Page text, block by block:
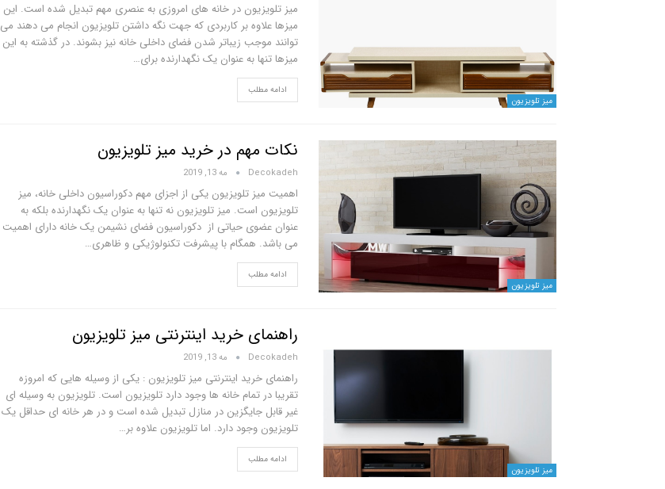
میز تلویزیون
میز تلویزیون در خانه های امروزی به عنصری مهم تبدیل شده است. این
میزها علاوه بر کاربردی که جهت نگه داشتن تلویزیون انجام می دهند می
توانند موجب زیباتر شدن فضای داخلی خانه نیز بشوند. در گذشته به این
میزها تنها به عنوان یک نگهدارنده برای…
ادامه مطلب
میز تلویزیون
نکات مهم در خرید میز تلویزیون
Decokadeh مه 13, 2019
اهمیت میز تلویزیون یکی از اجزای مهم دکوراسیون داخلی خانه، میز
تلویزیون است. میز تلویزیون نه تنها به عنوان یک نگهدارنده بلکه به
عنوان عضوی حیاتی از دکوراسیون فضای نشیمن یک خانه دارای اهمیت
می باشد. همگام با پیشرفت تکنولوژیکی و ظاهری…
ادامه مطلب
میز تلویزیون
راهنمای خرید اینترنتی میز تلویزیون
Decokadeh مه 13, 2019
راهنمای خرید اینترنتی میز تلویزیون : یکی از وسیله هایی که امروزه
تقریبا در تمام خانه ها وجود دارد تلویزیون است. تلویزیون به وسیله ای
غیر قابل جایگزین در منازل تبدیل شده است و در هر خانه ای حداقل یک
تلویزیون وجود دارد. اما تلویزیون علاوه بر…
ادامه مطلب